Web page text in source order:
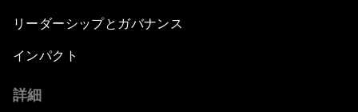
リーダーシップとガバナンス
インパクト
詳細